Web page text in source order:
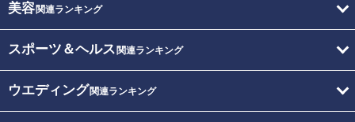
美容関連ランキング
スポーツ＆ヘルス 関連ランキング
ウエディング関連ランキング